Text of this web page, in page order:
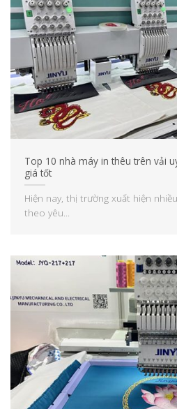
Top 10 nhà máy in thêu trên vải
giá tốt
Hiện nay, thị trường xuất hiện
theo yêu...